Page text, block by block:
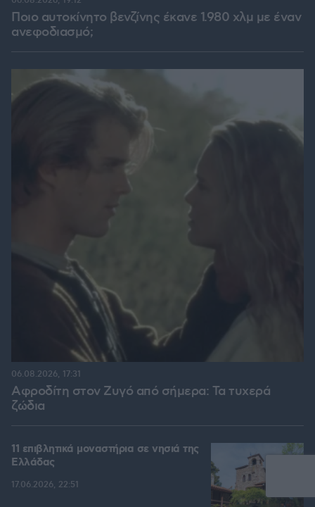
Ποιο αυτοκίνητο βενζίνης έκανε 1.980 χλμ με έναν
ανεφοδιασμό;
Αφροδίτη στον Ζυγό από σήμερα: Τα τυχερά
ζώδια
06.08.2026, 17:31
11 επιβλητικά μοναστήρια σε νησιά της
Ελλάδας
17.06.2026, 22:51